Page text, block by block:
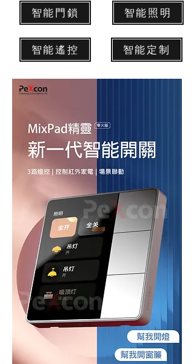
智能門鎖
智能遙控
智能照明
智能定制